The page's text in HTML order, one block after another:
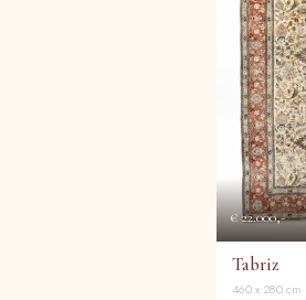
€ 22.000,-
Tabriz
460 x 280